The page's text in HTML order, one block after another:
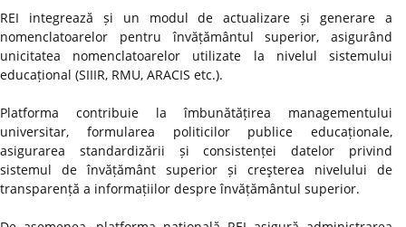
REI integrează și un modul de actualizare și generare a
nomenclatoarelor pentru învățământul superior, asigurând
unicitatea nomenclatoarelor utilizate la nivelul sistemului
educațional (SIIIR, RMU, ARACIS etc.).
Platforma contribuie la îmbunătățirea managementului
universitar, formularea politicilor publice educaționale,
asigurarea standardizării și consistenței datelor privind
sistemul de învățământ superior și creşterea nivelului de
transparență a informațiilor despre învățământul superior.